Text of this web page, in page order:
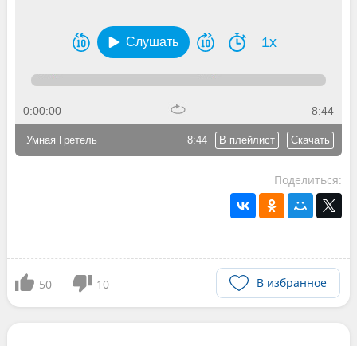
Слушать 1x
0:00:00 8:44
8:44 В плейлист Скачать
Умная Гретель
Поделиться:
50 10 В избранное